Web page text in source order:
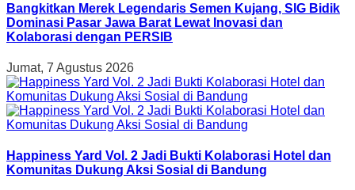
Bangkitkan Merek Legendaris Semen Kujang, SIG Bidik
Dominasi Pasar Jawa Barat Lewat Inovasi dan
Kolaborasi dengan PERSIB
Jumat, 7 Agustus 2026
Happiness Yard Vol. 2 Jadi Bukti Kolaborasi Hotel dan
Komunitas Dukung Aksi Sosial di Bandung